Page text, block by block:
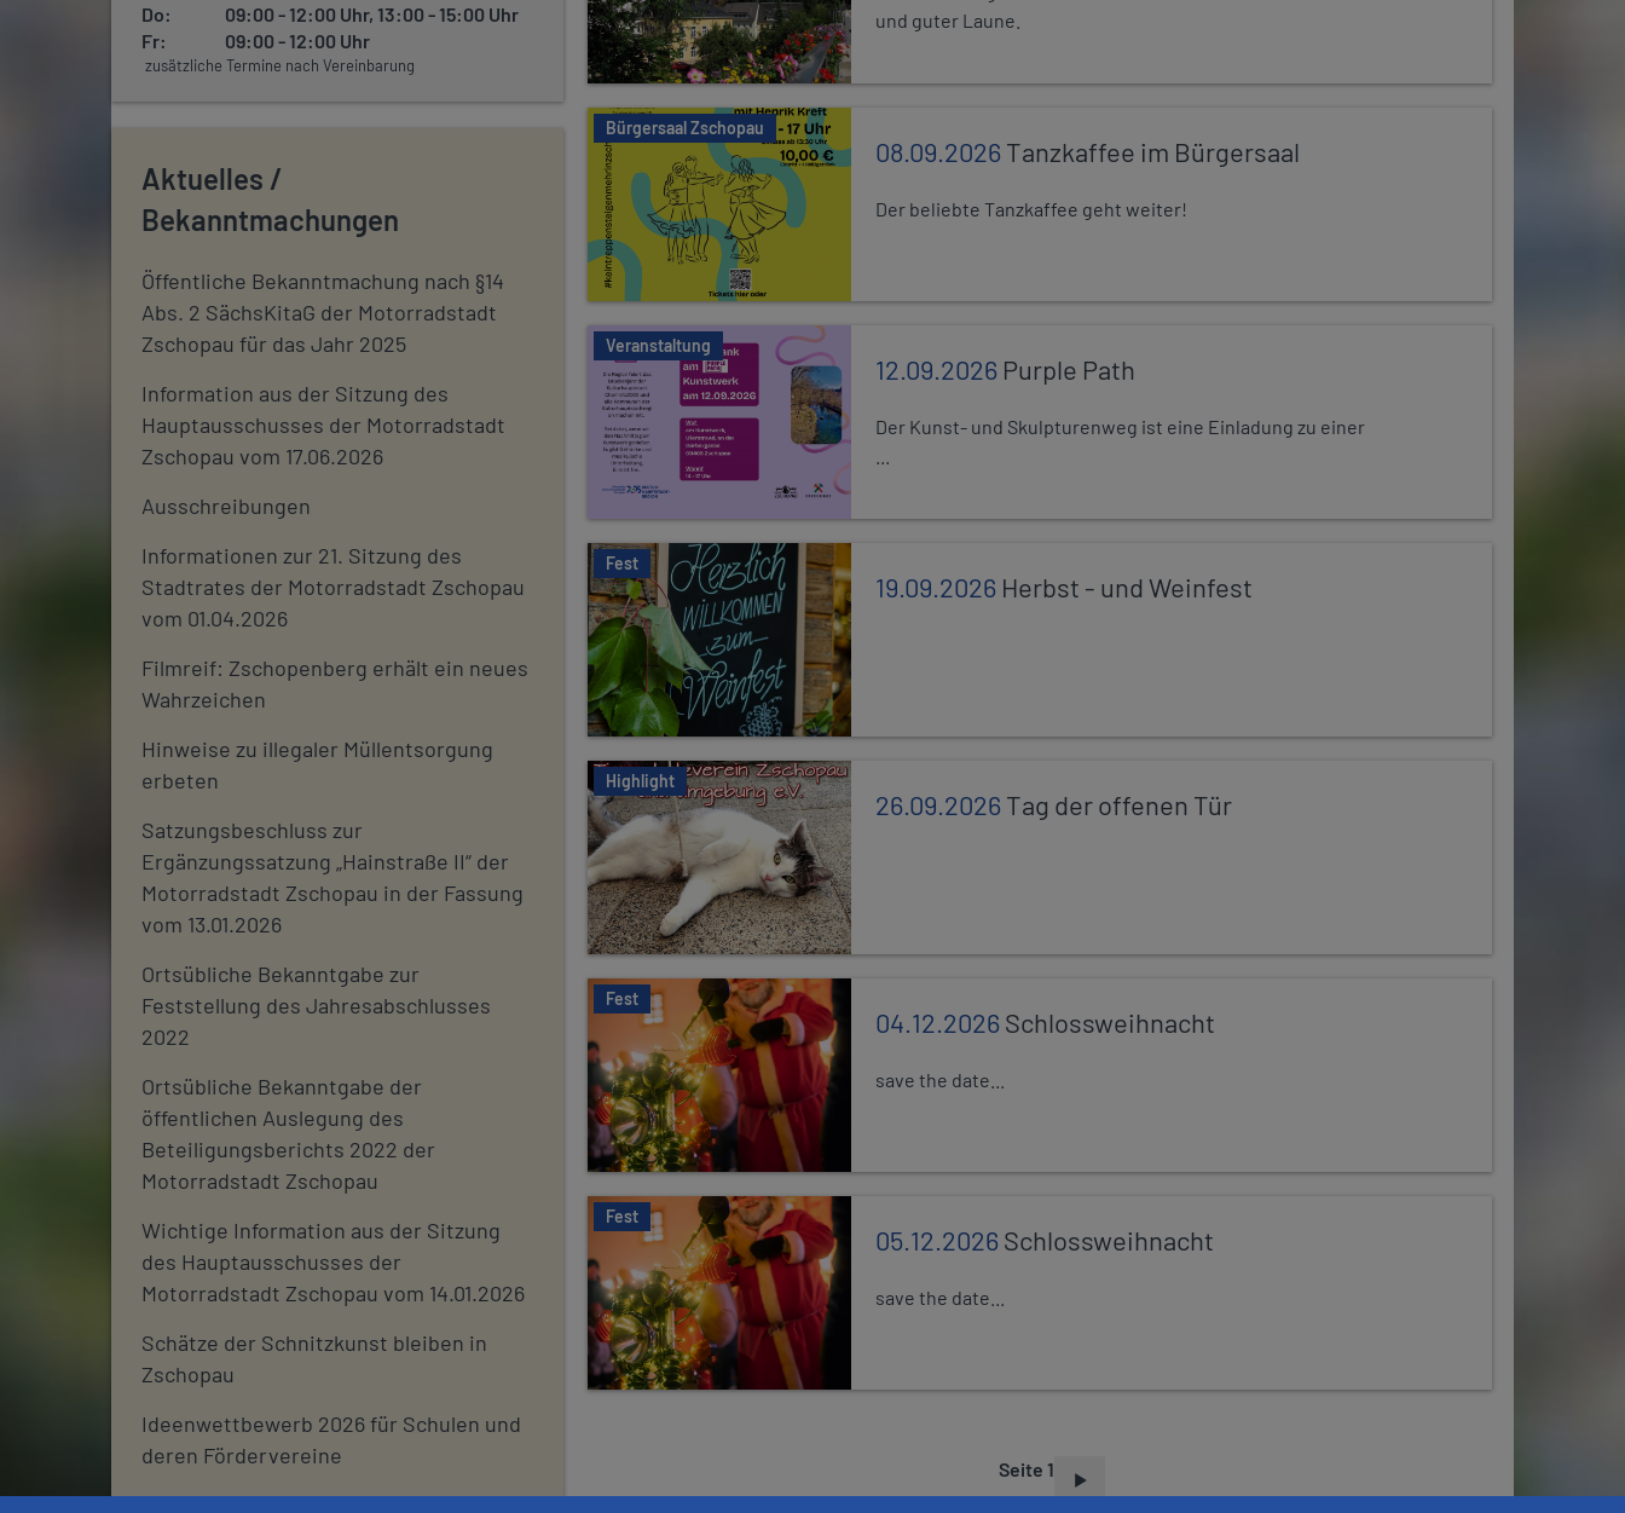
Do:
09:00 - 12:00 Uhr, 13:00 - 15:00 Uhr
Fr:
09:00 - 12:00 Uhr
zusätzliche Termine nach Vereinbarung
Aktuelles /
Bekanntmachungen
Öffentliche Bekanntmachung nach §14
Abs. 2 SächsKitaG der Motorradstadt
Zschopau für das Jahr 2025
Information aus der Sitzung des
Hauptausschusses der Motorradstadt
Zschopau vom 17.06.2026
Ausschreibungen
Informationen zur 21. Sitzung des
Stadtrates der Motorradstadt Zschopau
vom 01.04.2026
Filmreif: Zschopenberg erhält ein neues
Wahrzeichen
Hinweise zu illegaler Müllentsorgung
erbeten
Satzungsbeschluss zur
Ergänzungssatzung „Hainstraße II“ der
Motorradstadt Zschopau in der Fassung
vom 13.01.2026
Ortsübliche Bekanntgabe zur
Feststellung des Jahresabschlusses
2022
Ortsübliche Bekanntgabe der
öffentlichen Auslegung des
Beteiligungsberichts 2022 der
Motorradstadt Zschopau
Wichtige Information aus der Sitzung
des Hauptausschusses der
Motorradstadt Zschopau vom 14.01.2026
Schätze der Schnitzkunst bleiben in
Zschopau
Ideenwettbewerb 2026 für Schulen und
deren Fördervereine
Stadtjournal 2026: Wir suchen euch
und guter Laune.
Bürgersaal Zschopau
08.09.2026Tanzkaffee im Bürgersaal
Der beliebte Tanzkaffee geht weiter!
Veranstaltung
12.09.2026 Purple Path
Der Kunst- und Skulpturenweg ist eine Einladung zu einer
Fest
19.09.2026 Herbst - und Weinfest
Highlight
26.09.2026Tag der offenen Tür
Fest
04.12.2026Schlossweihnacht
save the date...
Fest
05.12.2026Schlossweihnacht
save the date...
S
Seite 1